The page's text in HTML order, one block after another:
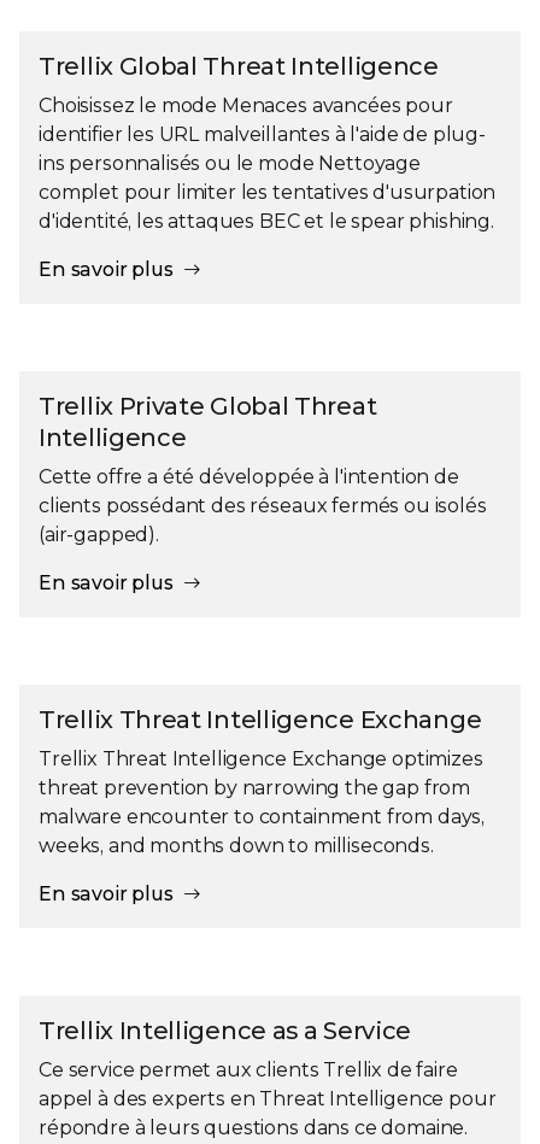
Trellix Global Threat Intelligence
Choisissez le mode Menaces avancées pour
identifier les URL malveillantes à l'aide de plug-
ins personnalisés ou le mode Nettoyage
complet pour limiter les tentatives d'usurpation
d'identité, les attaques BEC et le spear phishing.
En savoir plus
Trellix Private Global Threat
Intelligence
Cette offre a été développée à l'intention de
clients possédant des réseaux fermés ou isolés
(air-gapped).
En savoir plus
Trellix Threat Intelligence Exchange
Trellix Threat Intelligence Exchange optimizes
threat prevention by narrowing the gap from
malware encounter to containment from days,
weeks, and months down to milliseconds.
En savoir plus
Trellix Intelligence as a Service
Ce service permet aux clients Trellix de faire
appel à des experts en Threat Intelligence pour
répondre à leurs questions dans ce domaine.